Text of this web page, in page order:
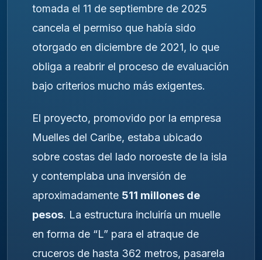
tomada el 11 de septiembre de 2025
cancela el permiso que había sido
otorgado en diciembre de 2021, lo que
obliga a reabrir el proceso de evaluación
bajo criterios mucho más exigentes.
El proyecto, promovido por la empresa
Muelles del Caribe, estaba ubicado
sobre costas del lado noroeste de la isla
y contemplaba una inversión de
aproximadamente 511 millones de
pesos. La estructura incluiría un muelle
en forma de “L” para el atraque de
cruceros de hasta 362 metros, pasarela